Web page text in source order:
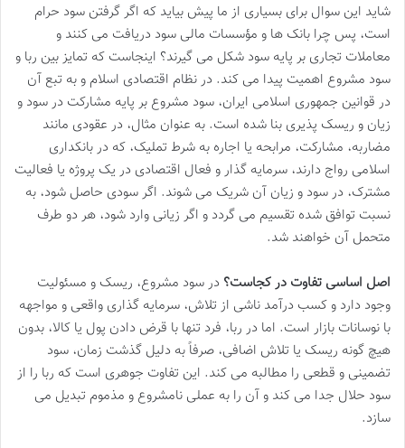
شاید این سوال برای بسیاری از ما پیش بیاید که اگر گرفتن سود حرام
است، پس چرا بانک ها و مؤسسات مالی سود دریافت می کنند و
معاملات تجاری بر پایه سود شکل می گیرند؟ اینجاست که تمایز بین ربا و
سود مشروع اهمیت پیدا می کند. در نظام اقتصادی اسلام و به تبع آن
در قوانین جمهوری اسلامی ایران، سود مشروع بر پایه مشارکت در سود و
زیان و ریسک پذیری بنا شده است. به عنوان مثال، در عقودی مانند
مضاربه، مشارکت، مرابحه یا اجاره به شرط تملیک، که در بانکداری
اسلامی رواج دارند، سرمایه گذار و فعال اقتصادی در یک پروژه یا فعالیت
مشترک، در سود و زیان آن شریک می شوند. اگر سودی حاصل شود، به
نسبت توافق شده تقسیم می گردد و اگر زیانی وارد شود، هر دو طرف
متحمل آن خواهند شد.
اصل اساسی تفاوت در کجاست؟ در سود مشروع، ریسک و مسئولیت
وجود دارد و کسب درآمد ناشی از تلاش، سرمایه گذاری واقعی و مواجهه
با نوسانات بازار است. اما در ربا، فرد تنها با قرض دادن پول یا کالا، بدون
هیچ گونه ریسک یا تلاش اضافی، صرفاً به دلیل گذشت زمان، سود
تضمینی و قطعی را مطالبه می کند. این تفاوت جوهری است که ربا را از
سود حلال جدا می کند و آن را به عملی نامشروع و مذموم تبدیل می
سازد.